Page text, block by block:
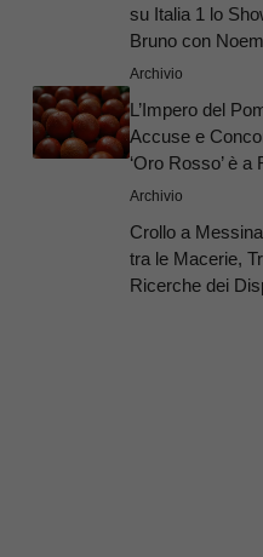
su Italia 1 lo
Bruno con
Archivio
L’Impero del
Accuse e
‘Oro Rosso’ è a
Archivio
Crollo a
tra le Macerie,
Ricerche dei